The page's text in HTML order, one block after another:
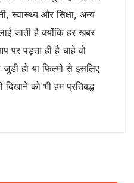
स्वास्थ्य और सिक्षा, अन्य
जाती है क्योंकि हर खबर
पर पड़ता ही है चाहे वो
जुडी हो या फिल्मो से इसलिए
को भी हम प्रतिबद्ध